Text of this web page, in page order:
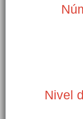
Nivel